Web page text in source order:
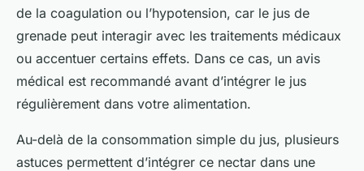
de la coagulation ou l’hypotension, car le jus de
grenade peut interagir avec les traitements médicaux
ou accentuer certains effets. Dans ce cas, un avis
médical est recommandé avant d’intégrer le jus
régulièrement dans votre alimentation.
Au-delà de la consommation simple du jus, plusieurs
astuces permettent d’intégrer ce nectar dans une